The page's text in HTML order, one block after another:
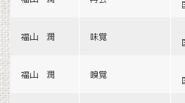
福山 潤 味覚
福山 潤 嗅覚